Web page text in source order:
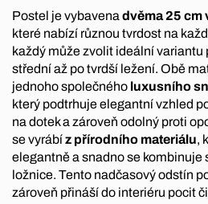
Postel je vybavena dvěma 25 cm
které nabízí různou tvrdost na
každý může zvolit ideální variantu
střední až po tvrdší ležení. Obě
jednoho společného luxusního
který podtrhuje elegantní vzhled
na dotek a zároveň odolný proti
se vyrábíz přírodního materiálu,
elegantně a snadno se kombinuje
ložnice. Tento nadčasový odstín
zároveň přináší do interiéru pocit